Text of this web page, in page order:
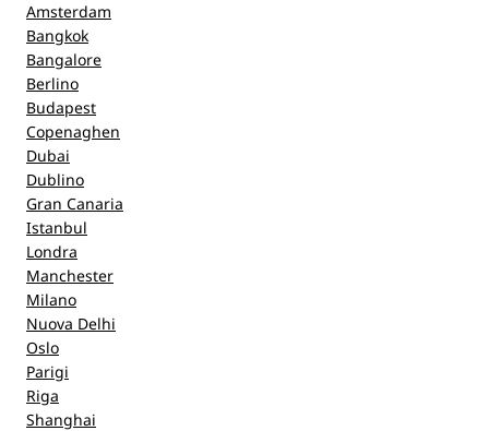
Amsterdam
Bangkok
Bangalore
Berlino
Budapest
Copenaghen
Dubai
Dublino
Gran Canaria
Istanbul
Londra
Manchester
Milano
Nuova Delhi
Oslo
Parigi
Riga
Shanghai